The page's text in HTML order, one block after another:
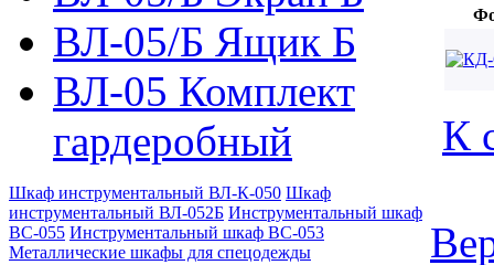
ВЛ-05/Б Ящик Б
ВЛ-05 Комплект
гардеробный
Шкаф инструментальный ВЛ-К-050 Шкаф
инструментальный ВЛ-052Б Инструментальный шкаф
ВС-055 Инструментальный шкаф ВС-053
Металлические шкафы для спецодежды
К